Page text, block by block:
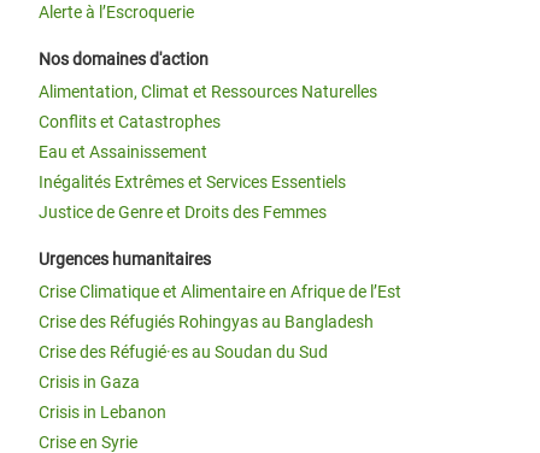
Alerte à l’Escroquerie
Nos domaines d'action
Alimentation, Climat et Ressources Naturelles
Conflits et Catastrophes
Eau et Assainissement
Inégalités Extrêmes et Services Essentiels
Justice de Genre et Droits des Femmes
Urgences humanitaires
Crise Climatique et Alimentaire en Afrique de l’Est
Crise des Réfugiés Rohingyas au Bangladesh
Crise des Réfugié·es au Soudan du Sud
Crisis in Gaza
Crisis in Lebanon
Crise en Syrie